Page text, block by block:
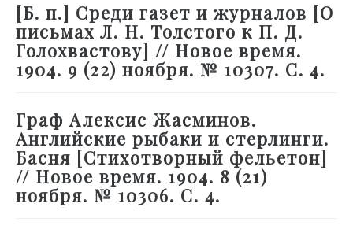
[Б. п.] Среди газет и журналов [О
письмах Л. Н. Толстого к П. Д.
Голохвастову] // Новое время.
1904. 9 (22) ноября. № 10307. С. 4.
Граф Алексис Жасминов.
Английские рыбаки и стерлинги.
Басня [Стихотворный фельетон]
// Новое время. 1904. 8 (21)
ноября. № 10306. С. 4.